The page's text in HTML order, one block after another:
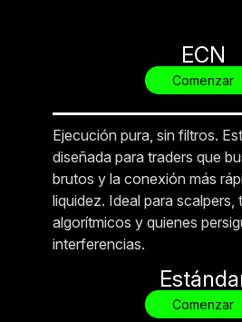
ECN
Comenzar
Ejecución pura, sin filtros.
diseñada para traders que
brutos y la conexión más
liquidez. Ideal para scalpers,
algorítmicos y quienes
interferencias.
Comenzar